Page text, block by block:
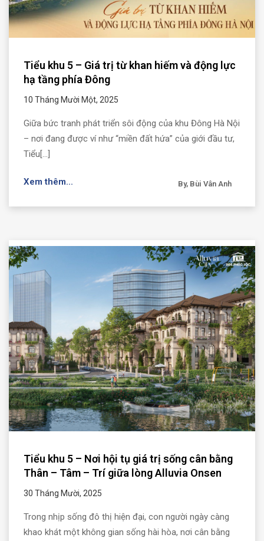
Tiểu khu 5 – Giá trị từ khan hiếm và động lực
hạ tầng phía Đông
10 Tháng Mười Một, 2025
Giữa bức tranh phát triển sôi động của khu Đông Hà Nội
– nơi đang được ví như “miền đất hứa” của giới đầu tư,
Tiểu[...]
Xem thêm... By, Bùi Vân Anh
Tiểu khu 5 – Nơi hội tụ giá trị sống cân bằng
Thân – Tâm – Trí giữa lòng Alluvia Onsen
30 Tháng Mười, 2025
Trong nhịp sống đô thị hiện đại, con người ngày càng
khao khát một không gian sống hài hòa, nơi cân bằng